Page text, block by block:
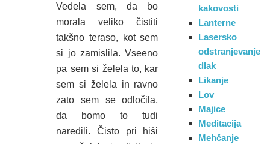
Vedela sem, da bo
morala veliko čistiti
takšno teraso, kot sem
si jo zamislila. Vseeno
pa sem si želela to, kar
sem si želela in ravno
zato sem se odločila,
da bomo to tudi
naredili. Čisto pri hiši
kakovosti
Lanterne
Lasersko
odstranjevanje
dlak
Likanje
Lov
Majice
Meditacija
Mehčanje